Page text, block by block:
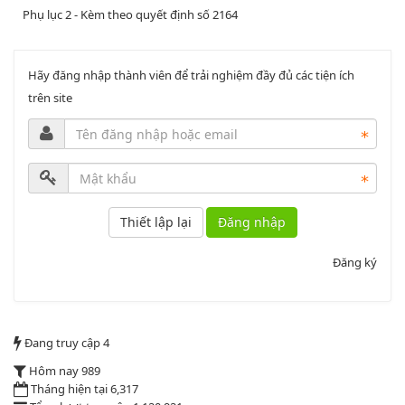
Lượt xem:1999 | lượt tải:1060
Phụ lục 3 - Kèm theo quyết định số 2164
Lượt xem:2010 | lượt tải:1159
52/2019/QH14
Quyết định phê duyệt danh mục vị trí việc làm
Lượt xem:3773 | lượt tải:1521
PL1-2164/UBND
Hãy đăng nhập thành viên để trải nghiệm đầy đủ các tiện ích
trên site
Đăng nhập
Đăng ký
Đang truy cập4
Hôm nay989
Tháng hiện tại6,317